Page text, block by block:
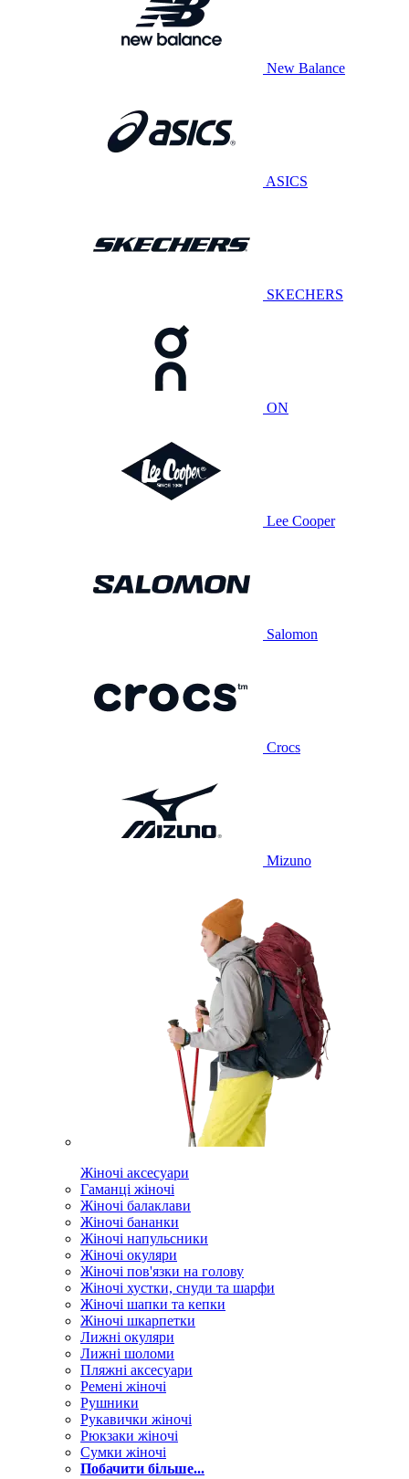
New Balance
ASICS
SKECHERS
ON
Lee Cooper
Salomon
Crocs
Mizuno
Жіночі аксесуари
Гаманці жіночі
Жіночі балаклави
Жіночі бананки
Жіночі напульсники
Жіночі окуляри
Жіночі пов'язки на голову
Жіночі хустки, снуди та шарфи
Жіночі шапки та кепки
Жіночі шкарпетки
Лижні окуляри
Лижні шоломи
Пляжні аксесуари
Ремені жіночі
Рушники
Рукавички жіночі
Рюкзаки жіночі
Сумки жіночі
Побачити більше...